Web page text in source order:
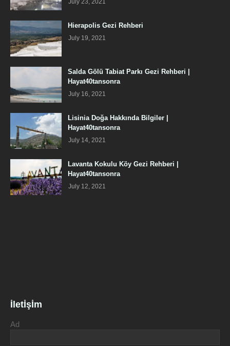
July 23, 2021
Hierapolis Gezi Rehberi
July 19, 2021
Salda Gölü Tabiat Parkı Gezi Rehberi |
Hayat40tansonra
July 16, 2021
Lisinia Doğa Hakkında Bilgiler |
Hayat40tansonra
July 14, 2021
Lavanta Kokulu Köy Gezi Rehberi |
Hayat40tansonra
July 12, 2021
İletİşİm
Ad